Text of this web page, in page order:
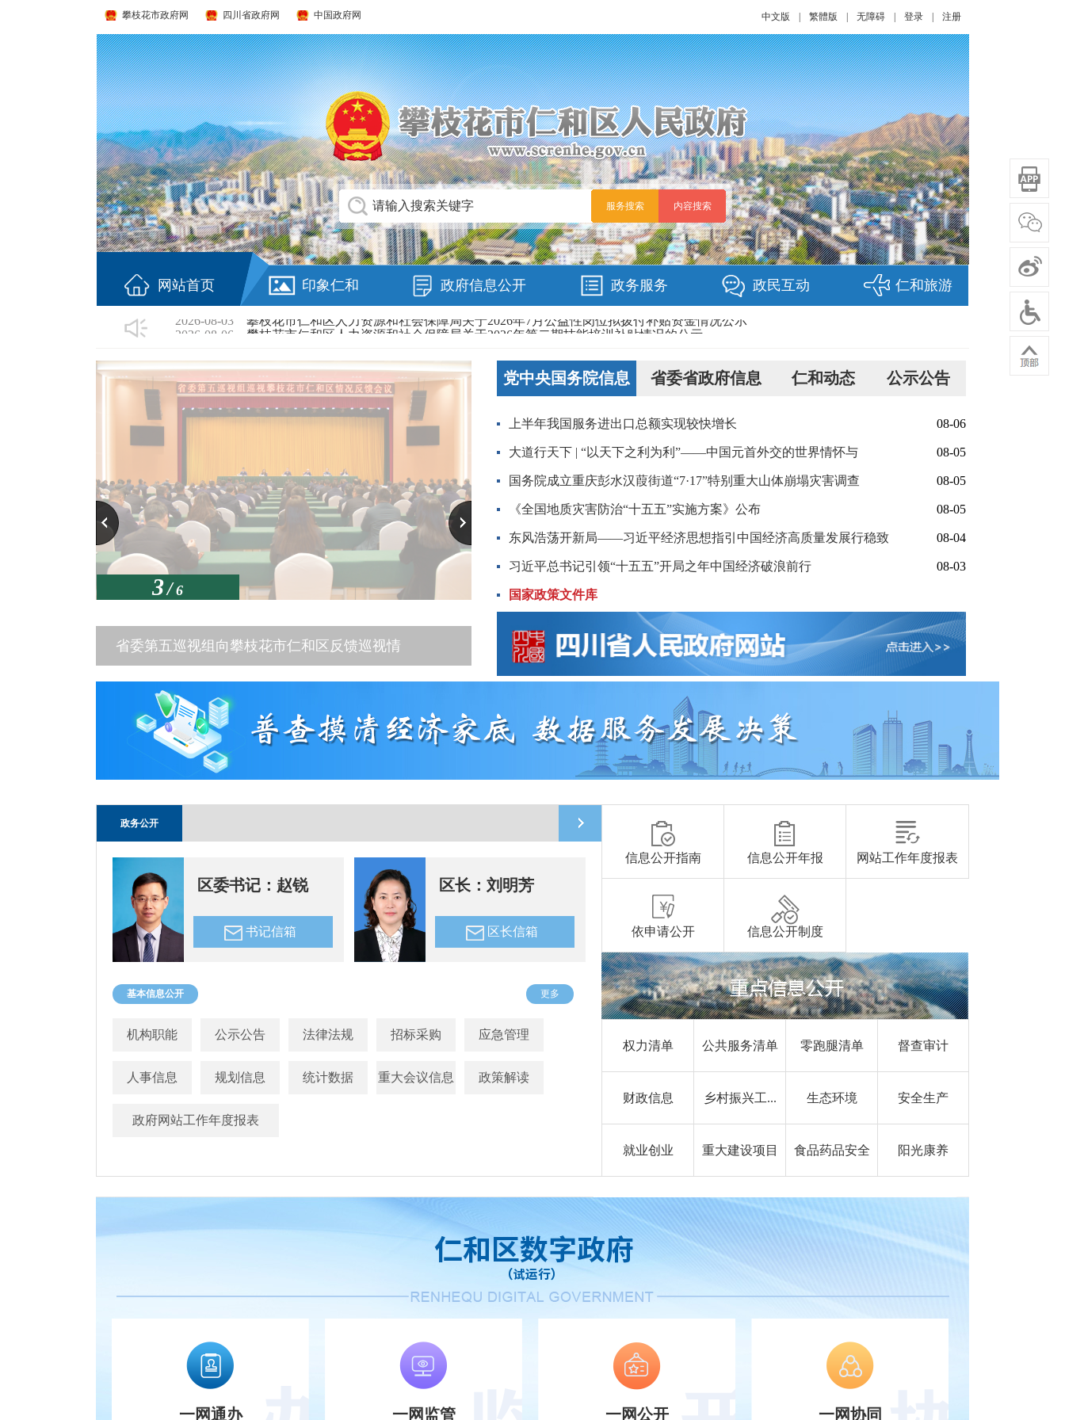
攀枝花市政府网 四川省政府网 中国政府网 中文版 繁體版 无障碍 登录 注册
网站首页 印象仁和 政府信息公开 政务服务 政民互动 仁和旅游
2026-08-06
攀枝花市仁和区人力资源和社会保障局关于2026年第二期技能培训补贴情况的公示
2026-08-06
攀枝花市仁和区医疗保障事务中心关于拟纳入攀枝花市长期护理保险定点护理服务机构的公示
2026-08-06
攀枝花市仁和区劳动人事争议仲裁委员会公告
2026-08-06
关于2026年度申报工程系列初级专业技术职务任职资格的通知
仁和区综合行政执法局行政许可信息公示（8.3-8.5)
2026-08-04
关于仁和区城市建筑垃圾产生、运输核准信息的公示
仁和区消防救援局2026年7月执法任务检查结果和2026年8月执法任务抽取情况
2026-08-06
攀枝花市仁和区人力资源和社会保障局关于2026年第二期技能培训补贴情况的公示
2026-08-06
关于2026年度申报工程系列初级专业技术职务任职资格的通知
2026-08-05
仁和区综合行政执法局行政许可信息公示（8.3-8.5)
2026-08-04
关于仁和区城市建筑垃圾产生、运输核准信息的公示
2026-08-04
仁和区消防救援局2026年7月执法任务检查结果和2026年8月执法任务抽取情况
攀枝花市仁和区人力资源和社会保障局关于2026年7月公益性岗位拟拨付补贴资金情况公示
攀枝花市仁和区医疗保障事务中心关于拟纳入攀枝花市长期护理保险定点护理服务机构的公示
攀枝花市仁和区劳动人事争议仲裁委员会公告
2026-08-06
关于2026年度申报工程系列初级专业技术职务任职资格的通知
2026-08-05
仁和区综合行政执法局行政许可信息公示（8.3-8.5)
2026-08-04
关于仁和区城市建筑垃圾产生、运输核准信息的公示
2026-08-04
仁和区消防救援局2026年7月执法任务检查结果和2026年8月执法任务抽取情况
2026-08-03
攀枝花市仁和区人力资源和社会保障局关于2026年7月公益性岗位拟拨付补贴资金情况公示
3/ 6
省委第五巡视组向攀枝花市仁和区反馈巡视情
党中央国务院信息 省委省政府信息 仁和动态 公示公告
政务公开
区委书记：赵锐
书记信箱
区长：刘明芳
区长信箱
基本信息公开 更多
机构职能 公示公告 法律法规 招标采购 应急管理
人事信息 规划信息 统计数据 重大会议信息 政策解读
政府网站工作年度报表
信息公开指南 信息公开年报 网站工作年度报表
依申请公开 信息公开制度
权力清单 公共服务清单 零跑腿清单 督查审计
财政信息 乡村振兴工... 生态环境 安全生产
就业创业 重大建设项目 食品药品安全 阳光康养
一网通办 一网监管 一网公开 一网协同